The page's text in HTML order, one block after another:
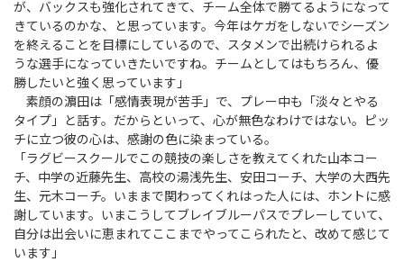
が、バックスも強化されてきて、チーム全体で勝てるようになって
きているのかな、と思っています。今年はケガをしないでシーズン
を終えることを目標にしているので、スタメンで出続けられるよ
うな選手になっていきたいですね。チームとしてはもちろん、優
勝したいと強く思っています」
素顔の濵田は「感情表現が苦手」で、プレー中も「淡々とやる
タイプ」と話す。だからといって、心が無色なわけではない。ピッ
チに立つ彼の心は、感謝の色に染まっている。
「ラグビースクールでこの競技の楽しさを教えてくれた山本コー
チ、中学の近藤先生、高校の湯浅先生、安田コーチ、大学の大西先
生、元木コーチ。いままで関わってくれはった人には、ホントに感
謝しています。いまこうしてブレイブルーパスでプレーしていて、
自分は出会いに恵まれてここまでやってこられたと、改めて感じて
います」